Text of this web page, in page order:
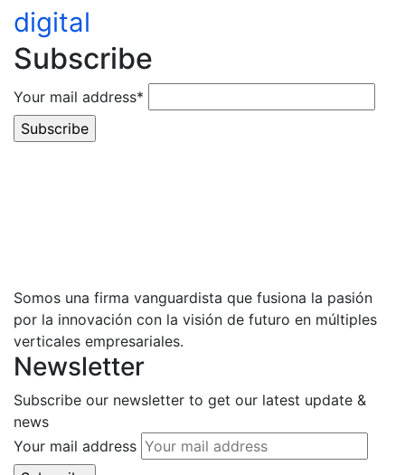
digital
Subscribe
Your mail address*
Somos una firma vanguardista que fusiona la pasión
por la innovación con la visión de futuro en múltiples
verticales empresariales.
Newsletter
Subscribe our newsletter to get our latest update &
news
Your mail address